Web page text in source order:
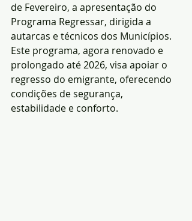
de Fevereiro, a apresentação do
Programa Regressar, dirigida a
autarcas e técnicos dos Municípios.
Este programa, agora renovado e
prolongado até 2026, visa apoiar o
regresso do emigrante, oferecendo
condições de segurança,
estabilidade e conforto.